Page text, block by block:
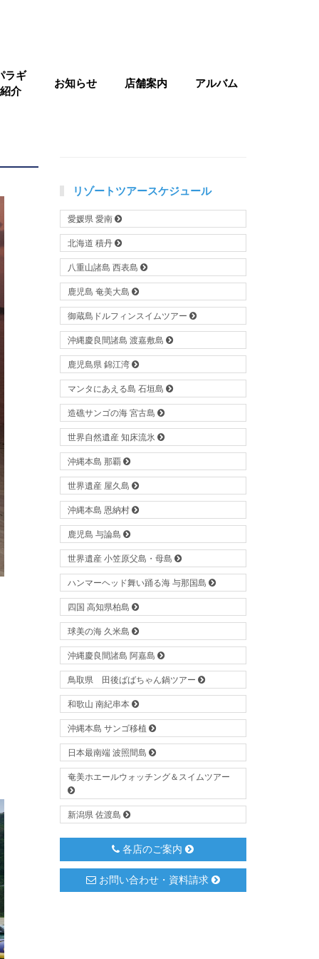
ラギ
介
お知らせ 店舗案内 アルバム
リゾートツアースケジュール
愛媛県 愛南
北海道 積丹
八重山諸島 西表島
鹿児島 奄美大島
御蔵島ドルフィンスイムツアー
沖縄慶良間諸島 渡嘉敷島
鹿児島県 錦江湾
マンタにあえる島 石垣島
造礁サンゴの海 宮古島
世界自然遺産 知床流氷
沖縄本島 那覇
世界遺産 屋久島
沖縄本島 恩納村
鹿児島 与論島
世界遺産 小笠原父島・母島
ハンマーヘッド舞い踊る海 与那国島
四国 高知県柏島
球美の海 久米島
沖縄慶良間諸島 阿嘉島
鳥取県 田後ばばちゃん鍋ツアー
和歌山 南紀串本
沖縄本島 サンゴ移植
日本最南端 波照間島
奄美ホエールウォッチング＆スイムツアー
新潟県 佐渡島
各店のご案内
お問い合わせ・資料請求